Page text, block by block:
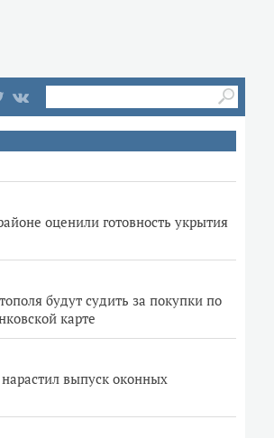
оценили готовность укрытия
будут судить за покупки по
карте
выпуск оконных